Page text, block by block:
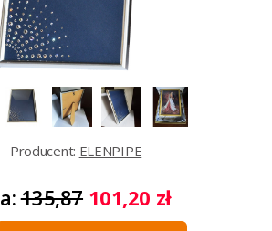
Producent: ELENPIPE
135,87 101,20 zł